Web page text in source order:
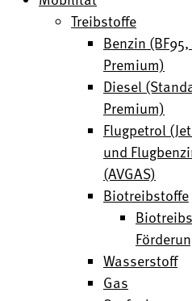
Treibstoffe
Benzin
Premium)
Diesel
Premium)
Flugpetrol
und
(AVGAS)
Biotreibstoffe
Wasserstoff
Gas